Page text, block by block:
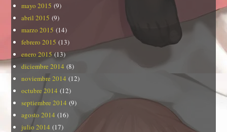
mayo 2015 (9)
abril 2015 (9)
marzo 2015 (14)
febrero 2015 (13)
enero 2015 (13)
diciembre 2014 (8)
noviembre 2014 (12)
octubre 2014 (12)
septiembre 2014 (9)
agosto 2014 (16)
julio 2014 (17)